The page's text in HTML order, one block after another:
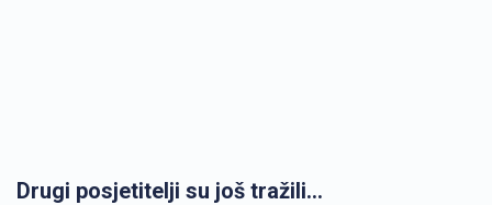
Drugi posjetitelji su još tražili...